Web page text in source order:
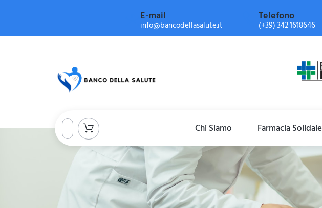
E-mail
info@bancodellasalute.it
Telefono
(+39) 342 1618646
Chi Siamo Farmacia Solidale